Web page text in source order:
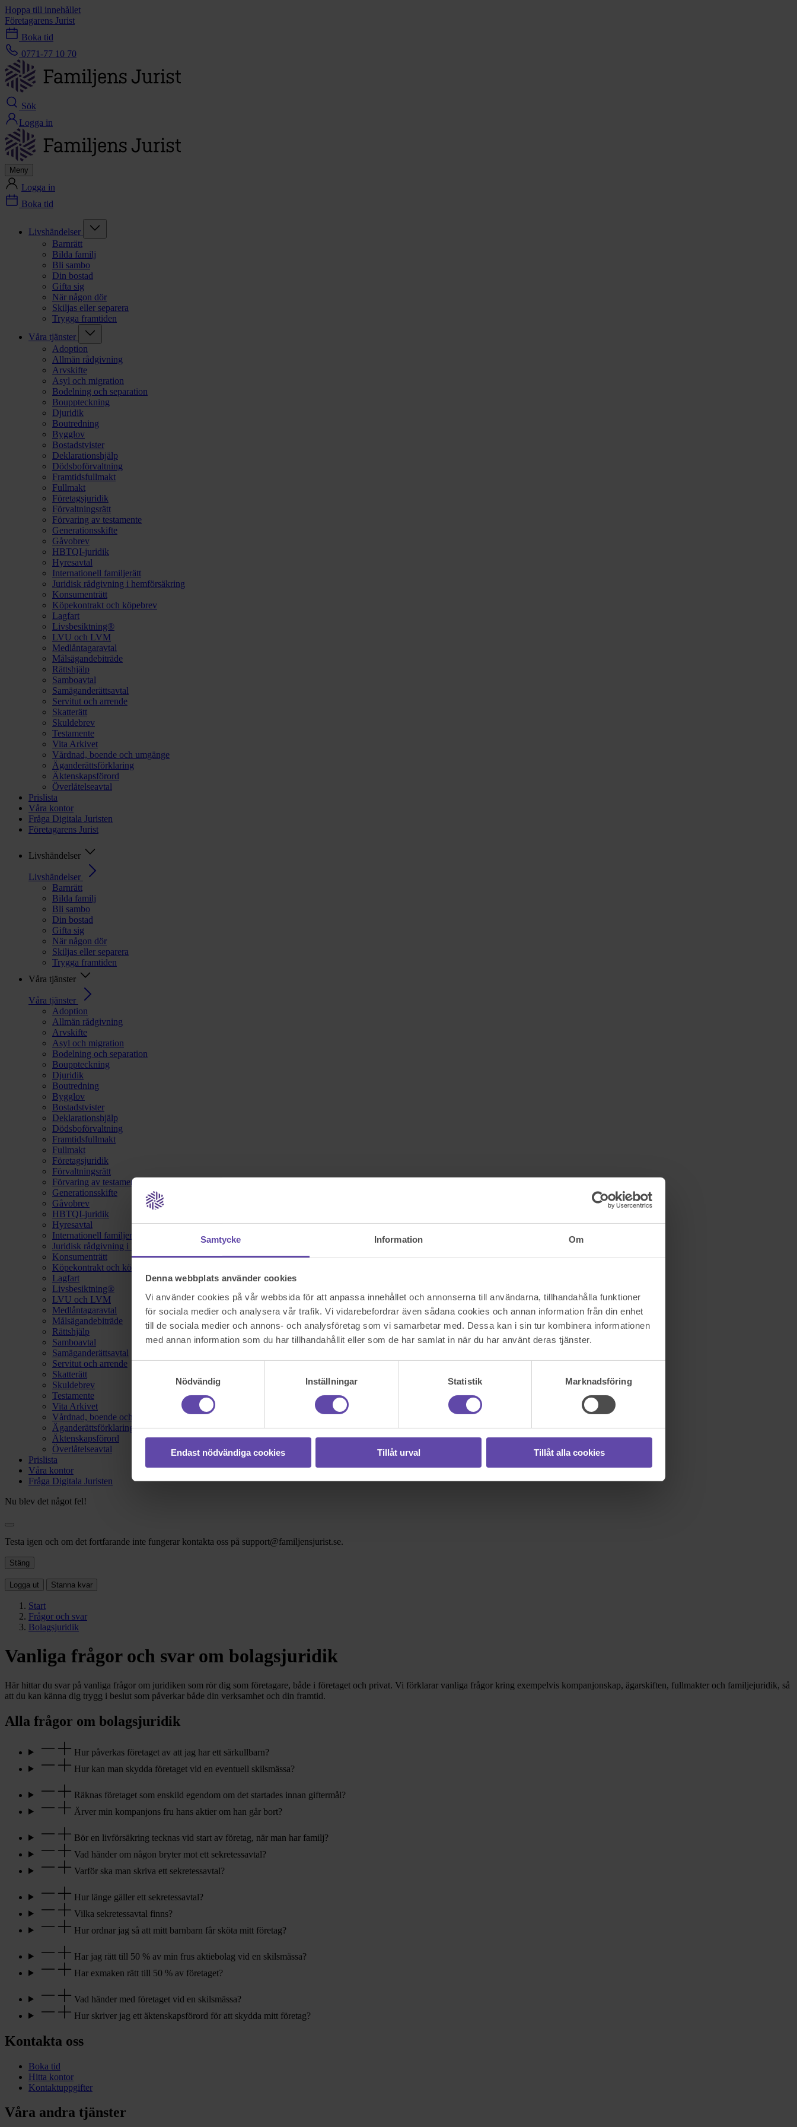
Samtycke Information Om
Denna webbplats använder cookies
Vi använder cookies på vår webbsida för att anpassa innehållet och annonserna till användarna, tillhandahålla funktioner
för sociala medier och analysera vår trafik. Vi vidarebefordrar även sådana cookies och annan information från din enhet
till de sociala medier och annons- och analysföretag som vi samarbetar med. Dessa kan i sin tur kombinera informationen
med annan information som du har tillhandahållit eller som de har samlat in när du har använt deras tjänster.
Nödvändig
Inställningar Statistik Marknadsföring
Endast nödvändiga cookies Tillåt urval Tillåt alla cookies
Hoppa till innehållet
Företagarens Jurist
Boka tid
0771-77 10 70
Sök
Logga in
Meny
Logga in
Boka tid
Livshändelser
Barnrätt
Bilda familj
Bli sambo
Din bostad
Gifta sig
När någon dör
Skiljas eller separera
Trygga framtiden
Våra tjänster
Adoption
Allmän rådgivning
Arvskifte
Asyl och migration
Bodelning och separation
Bouppteckning
Djuridik
Boutredning
Bygglov
Bostadstvister
Deklarationshjälp
Dödsboförvaltning
Framtidsfullmakt
Fullmakt
Företagsjuridik
Förvaltningsrätt
Förvaring av testamente
Generationsskifte
Gåvobrev
HBTQI-juridik
Hyresavtal
Internationell familjerätt
Juridisk rådgivning i hemförsäkring
Konsumenträtt
Köpekontrakt och köpebrev
Lagfart
Livsbesiktning®
LVU och LVM
Medlåntagaravtal
Målsägandebiträde
Rättshjälp
Samboavtal
Samäganderättsavtal
Servitut och arrende
Skatterätt
Skuldebrev
Testamente
Vita Arkivet
Vårdnad, boende och umgänge
Äganderättsförklaring
Äktenskapsförord
Överlåtelseavtal
Prislista
Våra kontor
Fråga Digitala Juristen
Företagarens Jurist
Livshändelser
Livshändelser
Barnrätt
Bilda familj
Bli sambo
Din bostad
Gifta sig
När någon dör
Skiljas eller separera
Trygga framtiden
Våra tjänster
Våra tjänster
Adoption
Allmän rådgivning
Arvskifte
Asyl och migration
Bodelning och separation
Bouppteckning
Djuridik
Boutredning
Bygglov
Bostadstvister
Deklarationshjälp
Dödsboförvaltning
Framtidsfullmakt
Fullmakt
Företagsjuridik
Förvaltningsrätt
Förvaring av testamente
Generationsskifte
Gåvobrev
HBTQI-juridik
Hyresavtal
Internationell familjerätt
Juridisk rådgivning i hemförsäkring
Konsumenträtt
Köpekontrakt och köpebrev
Lagfart
Livsbesiktning®
LVU och LVM
Medlåntagaravtal
Målsägandebiträde
Rättshjälp
Samboavtal
Samäganderättsavtal
Servitut och arrende
Skatterätt
Skuldebrev
Testamente
Vita Arkivet
Vårdnad, boende och umgänge
Äganderättsförklaring
Äktenskapsförord
Överlåtelseavtal
Prislista
Våra kontor
Fråga Digitala Juristen
Nu blev det något fel!
Testa igen och om det fortfarande inte fungerar kontakta oss på support@familjensjurist.se.
Stäng
Logga ut Stanna kvar
Start
Frågor och svar
Bolagsjuridik
Vanliga frågor och svar om bolagsjuridik
Här hittar du svar på vanliga frågor om juridiken som rör dig som företagare, både i företaget och privat. Vi förklarar vanliga frågor kring exempelvis kompanjonskap, ägarskiften, fullmakter och familjejuridik, så
att du kan känna dig trygg i beslut som påverkar både din verksamhet och din framtid.
Alla frågor om bolagsjuridik
Hur påverkas företaget av att jag har ett särkullbarn?
Hur kan man skydda företaget vid en eventuell skilsmässa?
Räknas företaget som enskild egendom om det startades innan giftermål?
Ärver min kompanjons fru hans aktier om han går bort?
Bör en livförsäkring tecknas vid start av företag, när man har familj?
Vad händer om någon bryter mot ett sekretessavtal?
Varför ska man skriva ett sekretessavtal?
Hur länge gäller ett sekretessavtal?
Vilka sekretessavtal finns?
Hur ordnar jag så att mitt barnbarn får sköta mitt företag?
Har jag rätt till 50 % av min frus aktiebolag vid en skilsmässa?
Har exmaken rätt till 50 % av företaget?
Vad händer med företaget vid en skilsmässa?
Hur skriver jag ett äktenskapsförord för att skydda mitt företag?
Kontakta oss
Boka tid
Hitta kontor
Kontaktuppgifter
Våra andra tjänster